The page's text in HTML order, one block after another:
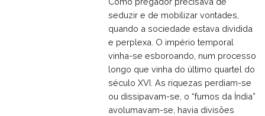
seduzir e de mobilizar vontades,
quando a sociedade estava dividida
e perplexa. O império temporal
vinha-se esboroando, num processo
longo que vinha do último quartel do
século XVI. As riquezas perdiam-se
ou dissipavam-se, o “fumos da Índia”
avolumavam-se, havia divisões